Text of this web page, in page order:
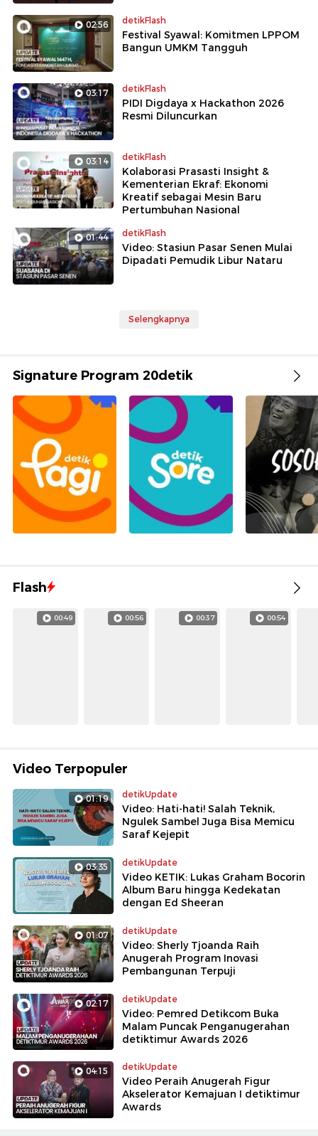
02:56 detikFlash
Festival Syawal: Komitmen LPPOM
Bangun UMKM Tangguh
03:17 detikFlash
PIDI Digdaya x Hackathon 2026
Resmi Diluncurkan
03:14 detikFlash
Kolaborasi Prasasti Insight &
Kementerian Ekraf: Ekonomi
Kreatif sebagai Mesin Baru
Pertumbuhan Nasional
01:44 detikFlash
Video: Stasiun Pasar Senen Mulai
Dipadati Pemudik Libur Nataru
Selengkapnya
Signature Program 20detik
Flash
00:49 00:56 00:37 00:54
Video Terpopuler
01:19 detikUpdate
Video: Hati-hati! Salah Teknik,
Ngulek Sambel Juga Bisa Memicu
Saraf Kejepit
03:35 detikUpdate
Video KETIK: Lukas Graham Bocorin
Album Baru hingga Kedekatan
dengan Ed Sheeran
01:07 detikUpdate
Video: Sherly Tjoanda Raih
Anugerah Program Inovasi
Pembangunan Terpuji
02:17 detikUpdate
Video: Pemred Detikcom Buka
Malam Puncak Penganugerahan
detiktimur Awards 2026
04:15 detikUpdate
Video Peraih Anugerah Figur
Akselerator Kemajuan I detiktimur
Awards